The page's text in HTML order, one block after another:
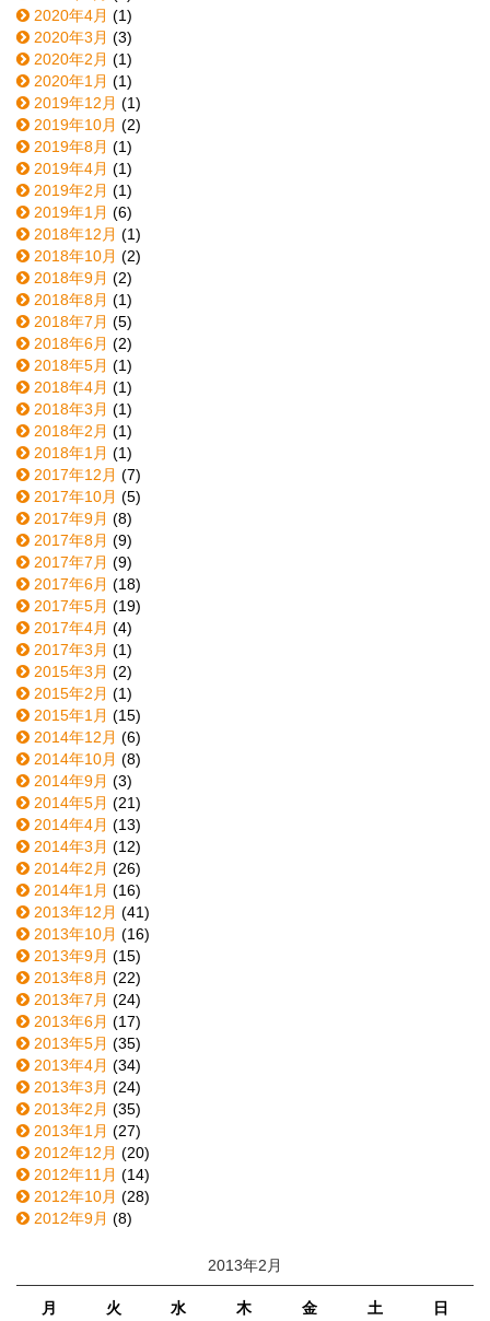
2020年4月 (1)
2020年3月 (3)
2020年2月 (1)
2020年1月 (1)
2019年12月 (1)
2019年10月 (2)
2019年8月 (1)
2019年4月 (1)
2019年2月 (1)
2019年1月 (6)
2018年12月 (1)
2018年10月 (2)
2018年9月 (2)
2018年8月 (1)
2018年7月 (5)
2018年6月 (2)
2018年5月 (1)
2018年4月 (1)
2018年3月 (1)
2018年2月 (1)
2018年1月 (1)
2017年12月 (7)
2017年10月 (5)
2017年9月 (8)
2017年8月 (9)
2017年7月 (9)
2017年6月 (18)
2017年5月 (19)
2017年4月 (4)
2017年3月 (1)
2015年3月 (2)
2015年2月 (1)
2015年1月 (15)
2014年12月 (6)
2014年10月 (8)
2014年9月 (3)
2014年5月 (21)
2014年4月 (13)
2014年3月 (12)
2014年2月 (26)
2014年1月 (16)
2013年12月 (41)
2013年10月 (16)
2013年9月 (15)
2013年8月 (22)
2013年7月 (24)
2013年6月 (17)
2013年5月 (35)
2013年4月 (34)
2013年3月 (24)
2013年2月 (35)
2013年1月 (27)
2012年12月 (20)
2012年11月 (14)
2012年10月 (28)
2012年9月 (8)
2013年2月
月 火 水 木 金 土 日